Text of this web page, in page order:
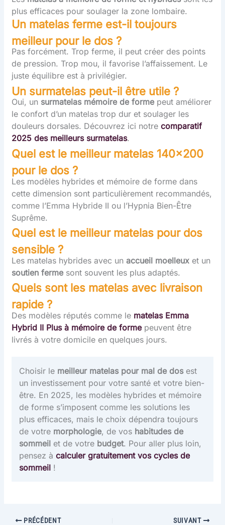
plus efficaces pour soulager la zone lombaire.
Un matelas ferme est-il toujours
meilleurpour le dos ?
Pas forcément. Trop ferme, il peut créer des points
de pression. Trop mou, il favorise l’affaissement. Le
juste équilibre est à privilégier.
Un surmatelas peut-il être utile ?
Oui, un surmatelas mémoire de formepeut améliorer
le confort d’un matelas trop dur et soulager les
douleurs dorsales. Découvrez ici notrecomparatif
2025 des meilleurs surmatelas.
Quel est le meilleur matelas 140×200
pour le dos ?
Les modèles hybrides et mémoire de forme dans
cette dimension sont particulièrement recommandés,
comme l’Emma Hybride II ou l’Hypnia Bien-Être
Suprême.
Quel est le meilleur matelas pour dos
sensible ?
Les matelas hybrides avec unaccueil moelleux et un
soutien ferme sont souvent les plus adaptés.
Quels sont les matelas avec livraison
rapide ?
Des modèles réputés comme le matelas Emma
Hybrid II Plus à mémoire de formepeuvent être
livrés à votre domicile en quelques jours.
Choisir le meilleur matelas pour mal de dosest
un investissement pour votre santé et votre bien-
être. En 2025, les modèles hybrides et mémoire
de forme s’imposent comme les solutions les
plus efficaces, mais le choix dépendra toujours
de votre morphologie, de vos habitudes de
sommeil et de votre budget. Pour aller plus loin,
pensez àcalculer gratuitement vos cycles de
sommeil !
PRÉCÉDENT SUIVANT